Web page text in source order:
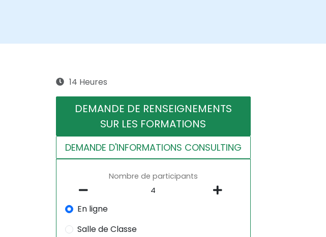
14 Heures
DEMANDE DE RENSEIGNEMENTS
SUR LES FORMATIONS
DEMANDE D'INFORMATIONS CONSULTING
Nombre de participants
En ligne
Salle de Classe